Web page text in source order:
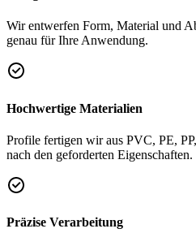
Wir entwerfen Form, Material und
genau für Ihre Anwendung.
Hochwertige Materialien
Profile fertigen wir aus PVC, PE,
nach den geforderten Eigenschaften.
Präzise Verarbeitung